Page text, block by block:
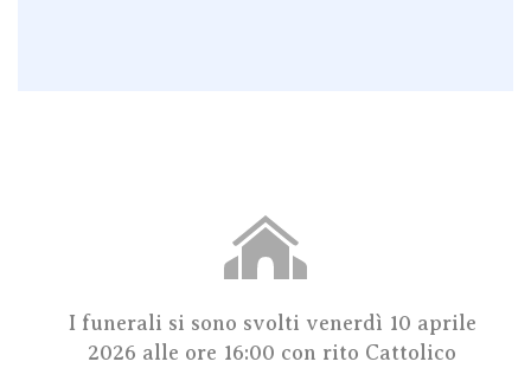
I funerali si sono svolti venerdì 10 aprile
2026 alle ore 16:00 con rito Cattolico